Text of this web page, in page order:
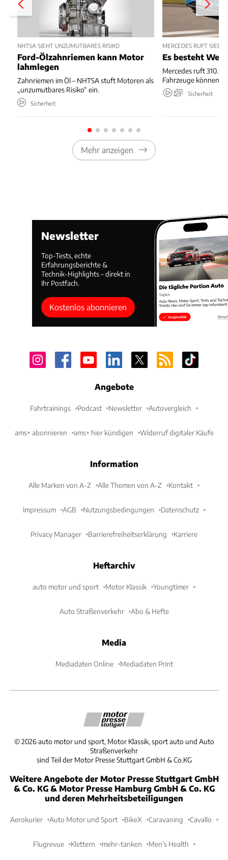
NHTSA SIEHT UNZUMUTBARES RISIKO
Ford-Ölzahnriemen kann Motor
lahmlegen
Zahnriemen im Öl – NHTSA stuft Motoren als
„unzumutbares Risiko“ ein.
Sicherheit
MERCEDES RUFT
Es besteht
Mercedes ruft
Fahrzeuge können
Sicherheit
Mehr anzeigen
Newsletter
Top-Tests, echte
Erfahrungsberichte &
Technik-Highlights – direkt in
Ihr Postfach.
Kostenlos abonnieren
Angebote
Fahrtrainings Podcast Newsletter Autovergleich
ams+ abonnieren ams+ hier kündigen Widerruf digitaler Käufe
Information
Alle Marken von A-Z Alle Themen von A-Z Kontakt
Impressum AGB Nutzungsbedingungen Datenschutz
Privacy Manager Barrierefreiheitserklärung Karriere
Heftarchiv
auto motor und sport Motor Klassik Youngtimer
Auto Straßenverkehr Abo & Hefte
Media
Mediadaten Online Mediadaten Print
©2026 auto motor und sport, Motor Klassik, sport auto und Auto
Straßenverkehr
sind Teil der Motor Presse Stuttgart GmbH & Co.KG
Weitere Angebote der Motor Presse Stuttgart GmbH
& Co. KG & Motor Presse Hamburg GmbH & Co. KG
und deren Mehrheitsbeteiligungen
Aerokurier Auto Motor und Sport BikeX Caravaning Cavallo
Flugrevue Klettern mehr-tanken Men's Health